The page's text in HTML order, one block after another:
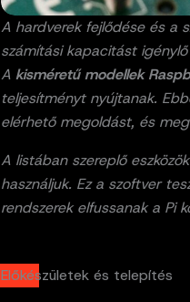
A hardverek fejlődése és a
számítási kapacitást
A kisméretű modellek
teljesítményt nyújtanak.
elérhető megoldást, és
A listában szereplő
használjuk. Ez a szoftver
rendszerek elfussanak a Pi
Előkészületek és telepítés